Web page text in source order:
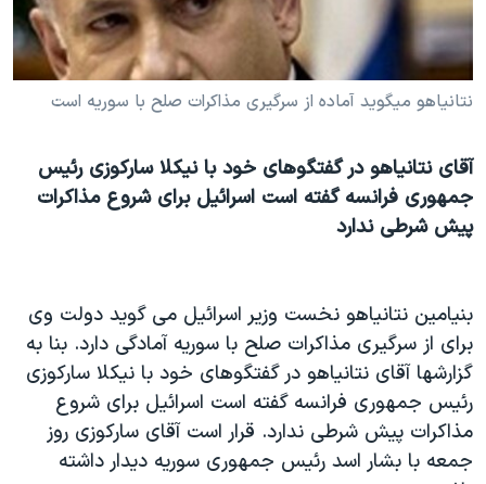
فرهنگ و زندگی
حقوق شهروندی
اقتصادی
اسرائیل در جنگ
گالری عکس
مستندها
انتخابات ریاست جمهوری آمریکا ۲۰۲۴
حمله جمهوری اسلامی به اسرائیل
ورزش زنان در ایران
اعتراضات زن، زندگی، آزادی
دادگاه حمید نوری
چهل سال گروگان‌گیری
قانون شفافیت دارائی کادر رهبری ایران
اعتراضات مردمی آبان ۹۸
دنبال کنید
زبانهای مختلف
نتانياهو ميگويد آماده از سرگیری مذاکرات صلح با سوریه است
آقای نتانیاهو در گفتگوهای خود با نیکلا سارکوزی رئیس
جمهوری فرانسه گفته است اسرائیل برای شروع مذاکرات
پیش شرطی ندارد
بنیامین نتانیاهو نخست وزیر اسرائیل می گوید دولت وی
برای از سرگیری مذاکرات صلح با سوریه آمادگی دارد. بنا به
گزارشها آقای نتانیاهو در گفتگوهای خود با نیکلا سارکوزی
رئیس جمهوری فرانسه گفته است اسرائیل برای شروع
مذاکرات پیش شرطی ندارد. قرار است آقای سارکوزی روز
جمعه با بشار اسد رئیس جمهوری سوریه دیدار داشته